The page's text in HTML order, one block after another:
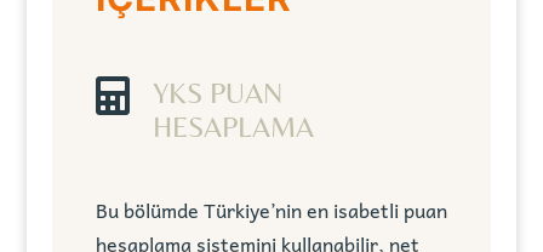

YKS PUAN
HESAPLAMA
Bu bölümde Türkiye’nin en isabetli puan
hesaplama sistemini kullanabilir, net